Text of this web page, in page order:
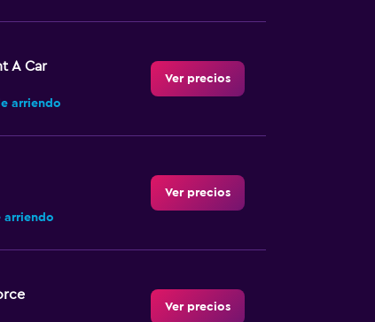
A Car
arriendo
Ver precios
arriendo
Ver precios
Ver precios